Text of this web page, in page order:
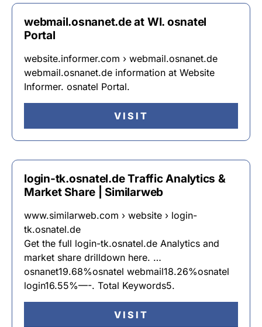
webmail.osnanet.de at WI. osnatel
Portal
website.informer.com › webmail.osnanet.de
webmail.osnanet.de information at Website
Informer. osnatel Portal.
VISIT
login-tk.osnatel.de Traffic Analytics &
Market Share | Similarweb
www.similarweb.com › website › login-
tk.osnatel.de
Get the full login-tk.osnatel.de Analytics and
market share drilldown here. …
osnanet19.68%osnatel webmail18.26%osnatel
login16.55%—-. Total Keywords5.
VISIT